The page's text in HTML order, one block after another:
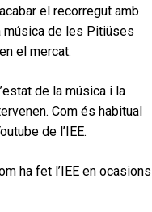
el recorregut amb
música de les Pitiüses
el mercat.
de la música i la
Com és habitual
de l’IEE.
ha fet l’IEE en ocasions